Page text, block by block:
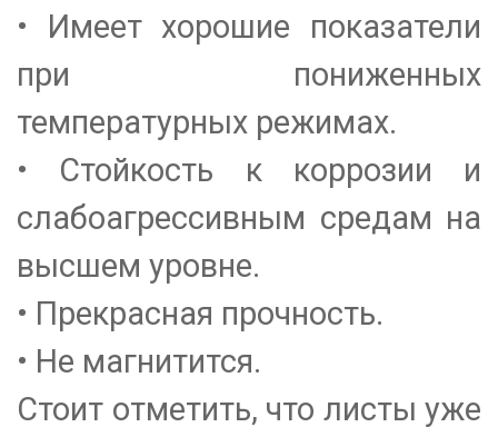
• Имеет хорошие показатели
при пониженных
температурных режимах.
• Стойкость к коррозии и
слабоагрессивным средам на
высшем уровне.
• Прекрасная прочность.
• Не магнитится.
Стоит отметить, что листы уже